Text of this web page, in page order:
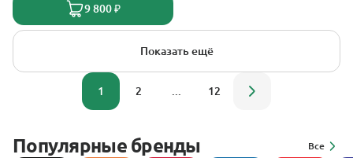
9 800 ₽
Показать ещё
1 2 12
Популярные бренды Все